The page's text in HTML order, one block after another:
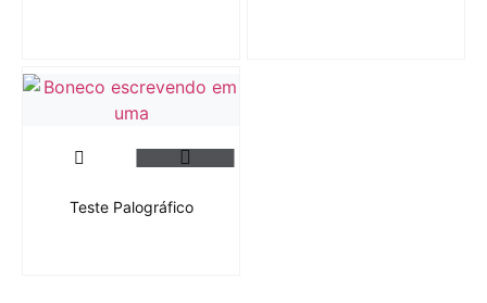
Teste Palográfico